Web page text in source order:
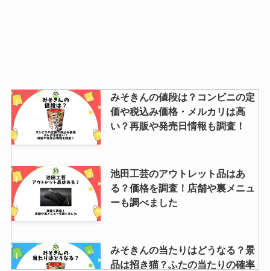
みそきんの値段は？コンビニの定
価や税込み価格・メルカリは高
い？再販や発売日情報も調査！
池田工芸のアウトレット品はあ
る？価格を調査！店舗や裏メニュ
ーも調べました
みそきんの当たりはどうなる？景
品は招き猫？ふたの当たりの確率